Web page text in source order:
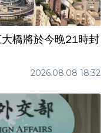
橋將於今晚21時封
2026.08.08 18:32